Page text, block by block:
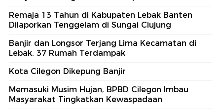
Remaja 13 Tahun di Kabupaten Lebak Banten
Dilaporkan Tenggelam di Sungai Ciujung
Banjir dan Longsor Terjang Lima Kecamatan di
Lebak, 37 Rumah Terdampak
Kota Cilegon Dikepung Banjir
Memasuki Musim Hujan, BPBD Cilegon Imbau
Masyarakat Tingkatkan Kewaspadaan